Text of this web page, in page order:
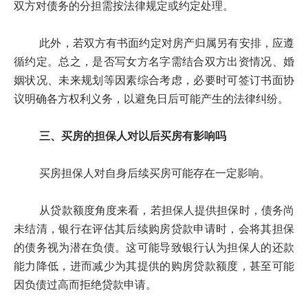
双方对债务的分担需按法律规定或约定处理。
此外，若双方有书面约定对房产归属另有安排，应遵
循约定。总之，是否写女方名字需结合双方出资情况、婚
姻状况、未来规划等因素综合考虑，必要时可签订书面协
议明确各方权利义务，以避免日后可能产生的法律纠纷。
三、买房的担保人对以后买房有影响吗
买房担保人对自身后续买房可能存在一定影响。
从贷款额度角度来看，若担保人提供担保时，债务尚
未结清，银行在评估其后续购房贷款申请时，会将其担保
的债务视为潜在负债。这可能导致银行认为担保人的还款
能力降低，进而减少为其提供的购房贷款额度，甚至可能
因负债过高而拒绝贷款申请。